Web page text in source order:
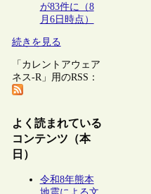
が83件に（8
月6日時点）
続きを見る
「カレントアウェア
ネス-R」用のRSS：
よく読まれている
コンテンツ（本
日）
令和8年熊本